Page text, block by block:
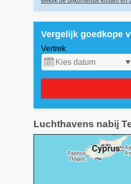
Vergelijk goedkope
Vertrek
Luchthavens nabij